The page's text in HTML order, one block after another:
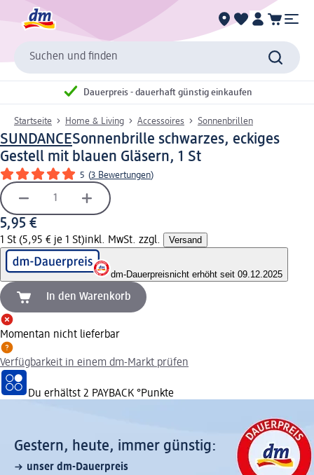
Suchen und finden
Dauerpreis - dauerhaft günstig einkaufen
Startseite Home & Living Accessoires Sonnenbrillen
SUNDANCESonnenbrille schwarzes, eckiges
Gestell mit blauen Gläsern, 1 St
5 (3 Bewertungen)
5,95 €
1 St (5,95 € je 1 St)inkl. MwSt. zzgl. Versand
dm-Dauerpreisnicht erhöht seit 09.12.2025
In den Warenkorb
Momentan nicht lieferbar
Verfügbarkeit in einem dm-Markt prüfen
Du erhältst 2 PAYBACK °Punkte
Gestern, heute, immer günstig:
unser dm-Dauerpreis